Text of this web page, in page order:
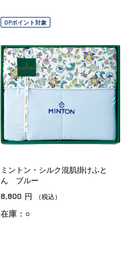
OPポイント対象
ミントン・シルク混肌掛けふと
ん ブルー
8,800 円 （税込）
在庫：○